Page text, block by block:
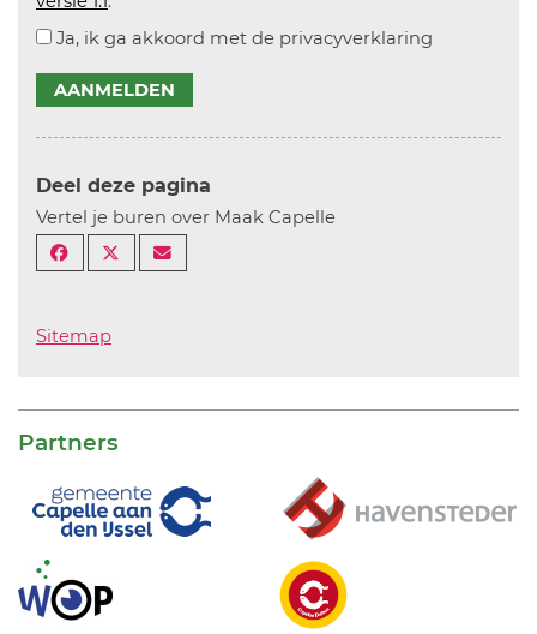
Ja, ik ga akkoord met de privacyverklaring
AANMELDEN
Deel deze pagina
Vertel je buren over Maak Capelle
Sitemap
Partners